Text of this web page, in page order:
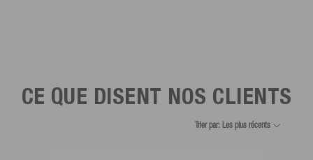
CE QUE DISENT NOS CLIENTS
Trier par: Les plus récents